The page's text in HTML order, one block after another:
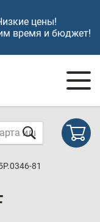
цены!
время и бюджет!
81